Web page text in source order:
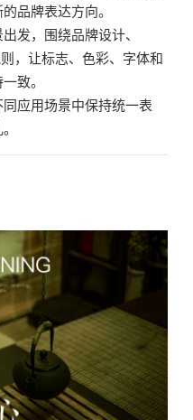
品牌表达方向。
发，围绕品牌设计、
，让标志、色彩、字体和
致。
应用场景中保持统一表